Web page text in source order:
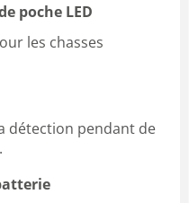
poche LED
les chasses
détection pendant de